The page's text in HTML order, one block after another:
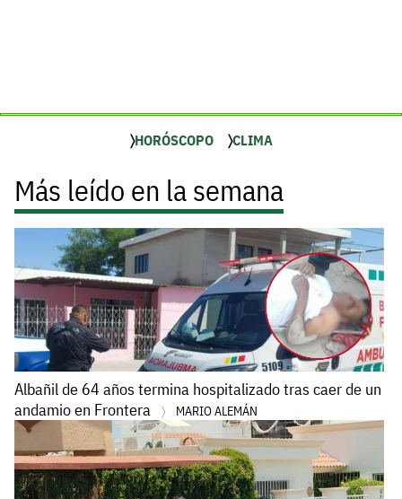
HORÓSCOPO CLIMA
Más leído en la semana
Albañil de 64 años termina hospitalizado tras caer de un
andamio en Frontera
MARIO ALEMÁN